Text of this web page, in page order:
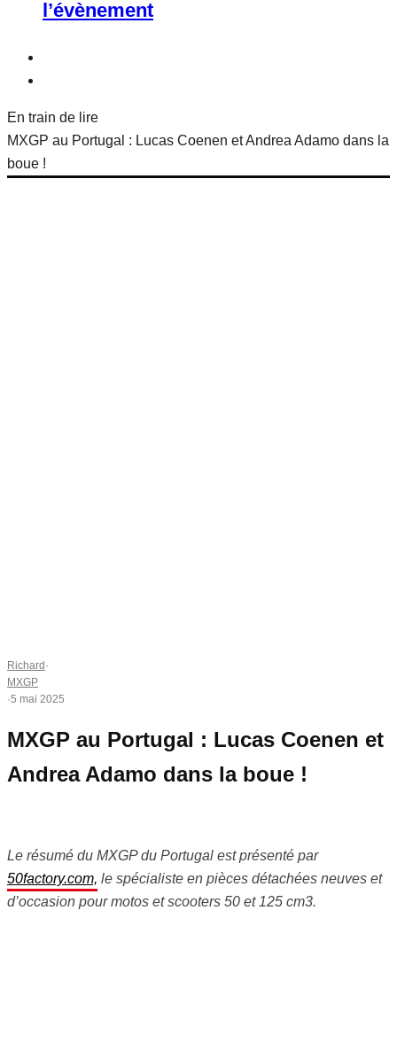
l’évènement
En train de lire
MXGP au Portugal : Lucas Coenen et Andrea Adamo dans la
boue !
Richard ·
MXGP
·5 mai 2025
MXGP au Portugal : Lucas Coenen et
Andrea Adamo dans la boue !
Le résumé du MXGP du Portugal est présenté par
50factory.com, le spécialiste en pièces détachées neuves et
d’occasion pour motos et scooters 50 et 125 cm3.